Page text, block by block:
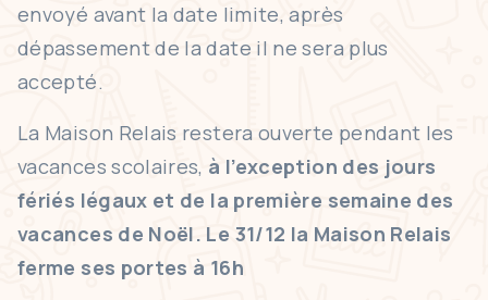
envoyé avant la date limite, après
dépassement de la date il ne sera plus
accepté.
La Maison Relais restera ouverte pendant les
vacances scolaires, à l’exception des jours
fériés légaux et de la première semaine des
vacances de Noël. Le 31/12 la Maison Relais
ferme ses portes à 16h